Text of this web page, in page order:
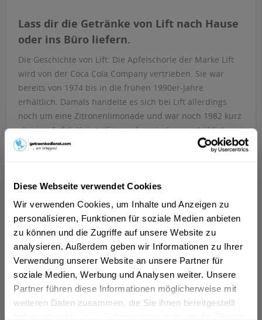
Diese Webseite verwendet Cookies
Wir verwenden Cookies, um Inhalte und Anzeigen zu
personalisieren, Funktionen für soziale Medien anbieten
zu können und die Zugriffe auf unsere Website zu
analysieren. Außerdem geben wir Informationen zu Ihrer
Verwendung unserer Website an unsere Partner für
soziale Medien, Werbung und Analysen weiter. Unsere
Partner führen diese Informationen möglicherweise mit
weiteren Daten zusammen, die Sie ihnen bereitgestellt
Lass dir die Getränke von Lift nach Hause
oder ins Büro liefern.
Die Geschichte von Lift: Die Apfelschorle der Marke Lift
wird von der Coca Cola Company vertrieben. Sie war
bereits von 1974 bis in die frühen 1990er-Jahre
erhältlich. Damals handelte es sich bei Lift allerdings
noch um eine Zitronenlimonade und war noch 1982 kurz
als eine Apfel- Kräuterlimonadenmischung erhältlich.
Die Lift Apfelschorle so wie wir sie heute kennen ist erst
erhätlichen Lift Apfel-Grapefruit wurde bereits 2007
schon wieder eingestellt. >>>mehr
Filtern